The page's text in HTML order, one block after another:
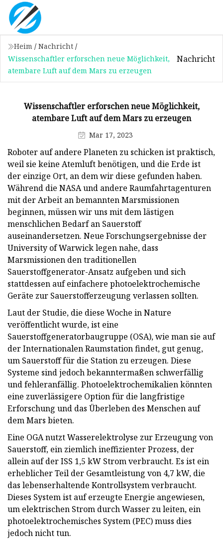
Heim / Nachricht /
Wissenschaftler erforschen neue Möglichkeit,
atembare Luft auf dem Mars zu erzeugen
Nachricht
Wissenschaftler erforschen neue Möglichkeit,
atembare Luft auf dem Mars zu erzeugen
Mar 17, 2023
Roboter auf andere Planeten zu schicken ist praktisch,
weil sie keine Atemluft benötigen, und die Erde ist
der einzige Ort, an dem wir diese gefunden haben.
Während die NASA und andere Raumfahrtagenturen
mit der Arbeit an bemannten Marsmissionen
beginnen, müssen wir uns mit dem lästigen
menschlichen Bedarf an Sauerstoff
auseinandersetzen. Neue Forschungsergebnisse der
University of Warwick legen nahe, dass
Marsmissionen den traditionellen
Sauerstoffgenerator-Ansatz aufgeben und sich
stattdessen auf einfachere photoelektrochemische
Geräte zur Sauerstofferzeugung verlassen sollten.
Laut der Studie, die diese Woche in Nature
veröffentlicht wurde, ist eine
Sauerstoffgeneratorbaugruppe (OSA), wie man sie auf
der Internationalen Raumstation findet, gut genug,
um Sauerstoff für die Station zu erzeugen. Diese
Systeme sind jedoch bekanntermaßen schwerfällig
und fehleranfällig. Photoelektrochemikalien könnten
eine zuverlässigere Option für die langfristige
Erforschung und das Überleben des Menschen auf
dem Mars bieten.
Eine OGA nutzt Wasserelektrolyse zur Erzeugung von
Sauerstoff, ein ziemlich ineffizienter Prozess, der
allein auf der ISS 1,5 kW Strom verbraucht. Es ist ein
erheblicher Teil der Gesamtleistung von 4,7 kW, die
das lebenserhaltende Kontrollsystem verbraucht.
Dieses System ist auf erzeugte Energie angewiesen,
um elektrischen Strom durch Wasser zu leiten, ein
photoelektrochemisches System (PEC) muss dies
jedoch nicht tun.